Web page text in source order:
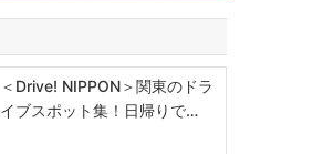
＜Drive! NIPPON＞関東のドラ
イブスポット集！日帰りで…